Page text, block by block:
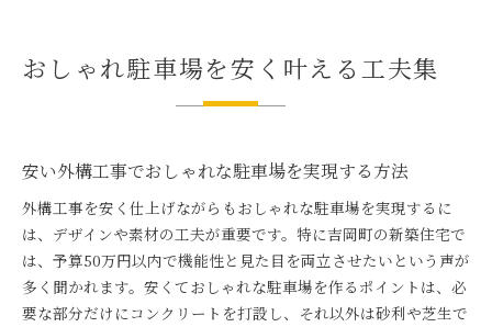
おしゃれ駐車場を安く叶える工夫集
安い外構工事でおしゃれな駐車場を実現する方法
外構工事を安く仕上げながらもおしゃれな駐車場を実現するに
は、デザインや素材の工夫が重要です。特に吉岡町の新築住宅で
は、予算50万円以内で機能性と見た目を両立させたいという声が
多く聞かれます。安くておしゃれな駐車場を作るポイントは、必
要な部分だけにコンクリートを打設し、それ以外は砂利や芝生で